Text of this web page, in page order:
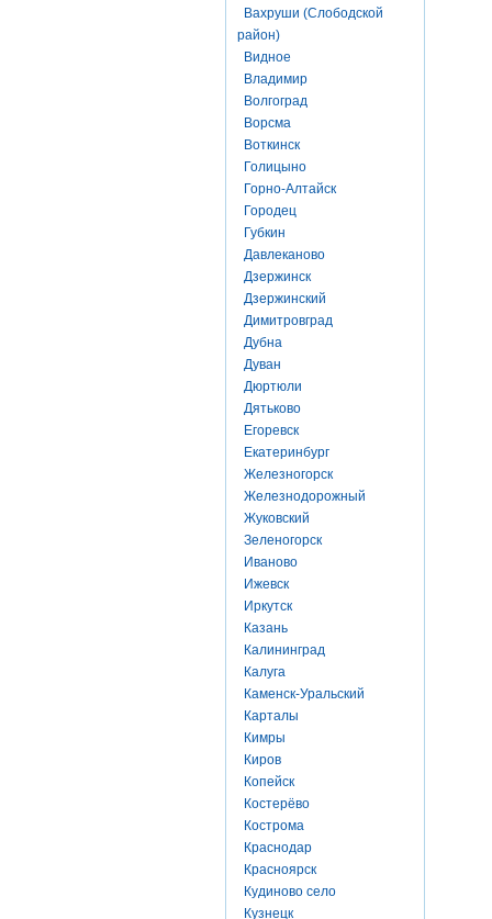
Вахруши (Слободской
район)
Видное
Владимир
Волгоград
Ворсма
Воткинск
Голицыно
Горно-Алтайск
Городец
Губкин
Давлеканово
Дзержинск
Дзержинский
Димитровград
Дубна
Дуван
Дюртюли
Дятьково
Егоревск
Екатеринбург
Железногорск
Железнодорожный
Жуковский
Зеленогорск
Иваново
Ижевск
Иркутск
Казань
Калининград
Калуга
Каменск-Уральский
Карталы
Кимры
Киров
Копейск
Костерёво
Кострома
Краснодар
Красноярск
Кудиново село
Кузнецк